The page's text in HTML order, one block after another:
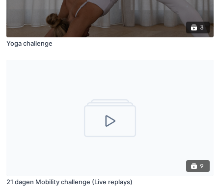
3
Yoga challenge
9
21 dagen Mobility challenge (Live replays)